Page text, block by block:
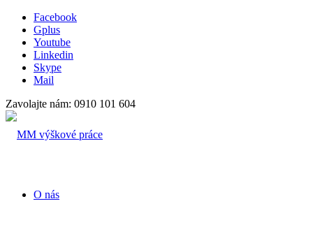
Facebook
Gplus
Youtube
Linkedin
Skype
Mail
Zavolajte nám: 0910 101 604
O nás